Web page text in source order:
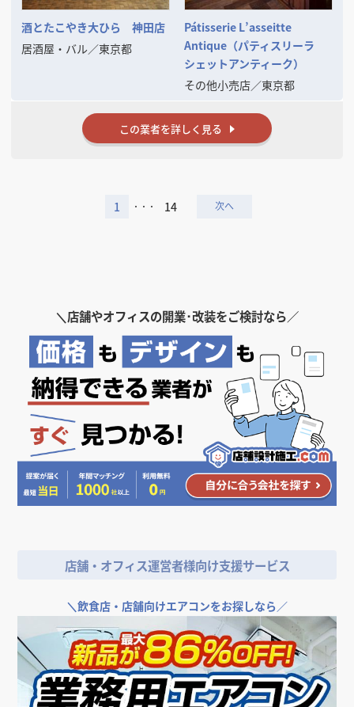
酒とたこやき大ひら 神田店
居酒屋・バル／東京都
Pátisserie L’asseitte
Antique（パティスリーラ
シェットアンティーク）
その他小売店／東京都
この業者を詳しく見る
1 ・・・ 14
＼店舗やオフィスの開業･改装をご検討なら／
店舗・オフィス運営者様向け支援サービス
＼飲食店・店舗向けエアコンをお探しなら／